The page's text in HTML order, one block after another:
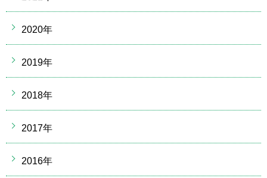
2020年
2019年
2018年
2017年
2016年